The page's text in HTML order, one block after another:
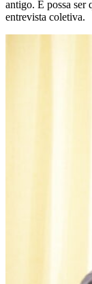
antigo. E possa ser
entrevista coletiva.